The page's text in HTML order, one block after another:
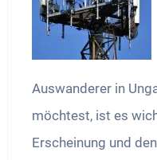
Auswanderer in
möchtest, ist es
Erscheinung und